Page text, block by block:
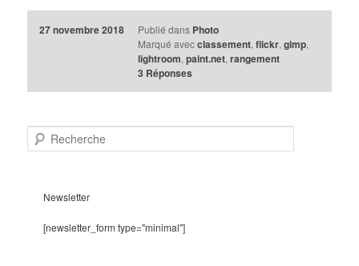
27 novembre 2018 Publié dans Photo
Marqué avec classement, flickr, gimp,
lightroom, paint.net, rangement
3 Réponses
e
Newsletter
[newsletter_form type="minimal"]